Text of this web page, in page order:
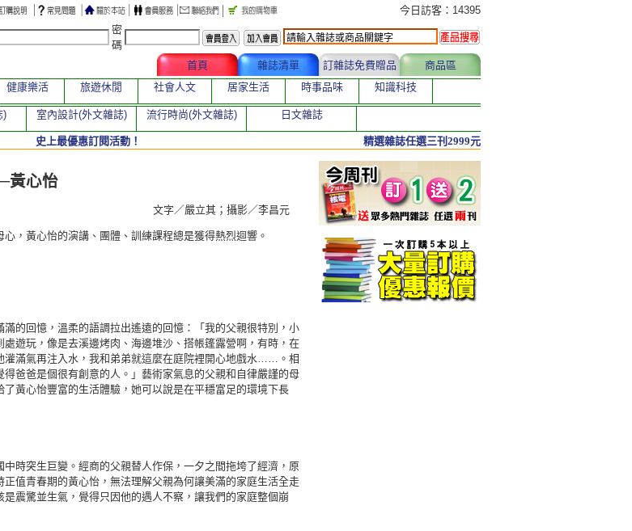
黃心怡
文字／嚴立其；攝影／李昌元
，黃心怡的演講、團體、訓練課程總是獲得熱烈迴響。
的回憶，溫柔的語調拉出遙遠的回憶：「我的父親很特別，小
處遊玩，像是去溪邊烤肉、海邊堆沙、搭帳篷露營啊，有時，在
灌滿氣再注入水，我和弟弟就這麼在庭院裡開心地戲水……。相
爸爸是個很有創意的人。」藝術家氣息的父親和自律嚴謹的母
黃心怡豐富的生活體驗，她可以說是在平穩富足的環境下長
時突生巨變。經商的父親替人作保，一夕之間拖垮了經濟，原
值青春期的黃心怡，無法理解父親為何讓美滿的家庭生活全走
震驚並生氣，覺得只因他的遇人不察，讓我們的家庭整個崩
今日訪客：14395
密
碼
首頁 雜誌清單 訂雜誌免費贈品
商品區
健康樂活 旅遊休閒 社會人文 居家生活 時事品味 知識科技
) 室內設計(外文雜誌) 流行時尚(外文雜誌) 日文雜誌
史上最優惠訂閱活動！ 精選雜誌任選三刊2999元